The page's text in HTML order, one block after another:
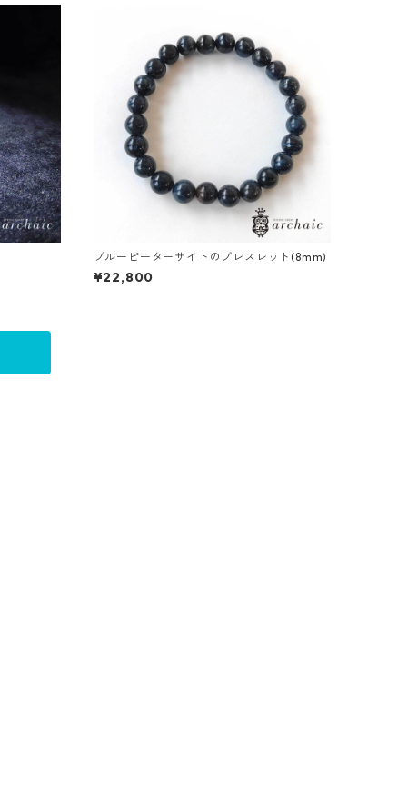
ブルーピーターサイトのブレスレット(8mm)
¥22,800